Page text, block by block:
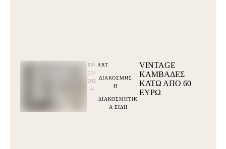
03/
11/
202
4
ART
ΔΙΑΚΟΣΜΗΣ
Η
ΔΙΑΚΟΣΜΗΤΙΚ
Α ΕΙΔΗ
VINTAGE
ΚΑΜΒΑΔΕΣ
ΚΆΤΩ ΑΠΌ 60
ΕΥΡΩ